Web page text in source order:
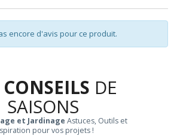
encore d'avis pour ce produit.
CONSEILS DE
SAISONS
et Jardinage Astuces, Outils et
pour vos projets !